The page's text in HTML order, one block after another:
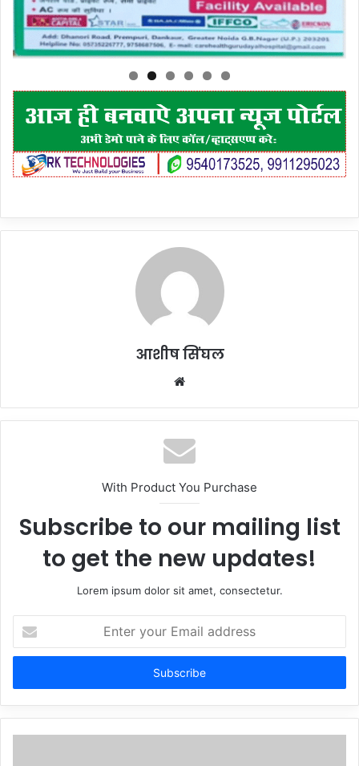
आशीष सिंघल
Website
With Product You Purchase
Subscribe to our mailing list
to get the new updates!
Lorem ipsum dolor sit amet, consectetur.
your
Email